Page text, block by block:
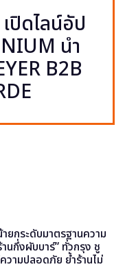
ปิดไลน์อัป
นำ
B2B
ยกระดับมาตรฐานความ
นกึ่งผับบาร์” ทั่วกรุง ชู
วามปลอดภัย ย้ำร้านไม่